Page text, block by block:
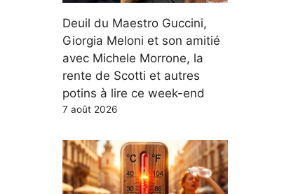
Deuil du Maestro Guccini,
Giorgia Meloni et son amitié
avec Michele Morrone, la
rente de Scotti et autres
potins à lire ce week-end
7 août 2026